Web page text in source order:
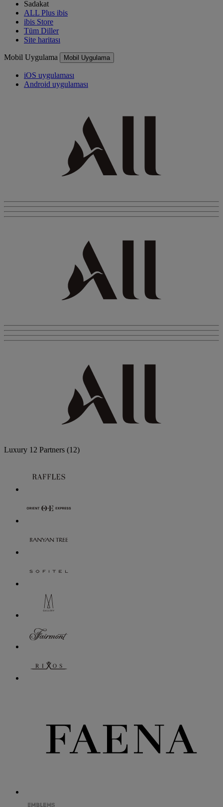
Sadakat
ALL Plus ibis
ibis Store
Tüm Diller
Site haritası
Mobil Uygulama Mobil Uygulama
iOS uygulaması
Android uygulaması
Luxury 12 Partners (12)